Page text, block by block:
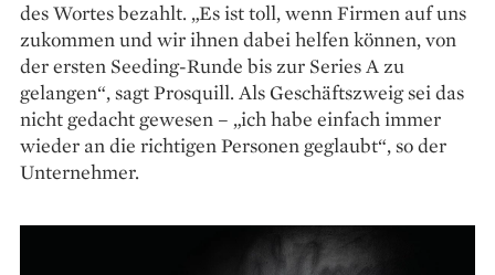
des Wortes bezahlt. „Es ist toll, wenn Firmen auf uns
zukommen und wir ­ihnen dabei helfen können, von
der ersten Seeding-Runde bis zur Series A zu
gelangen“, sagt Prosquill. Als Geschäftszweig sei das
nicht gedacht gewesen – „ich habe einfach immer
wieder an die richtigen Personen geglaubt“, so der
Unter­nehmer.